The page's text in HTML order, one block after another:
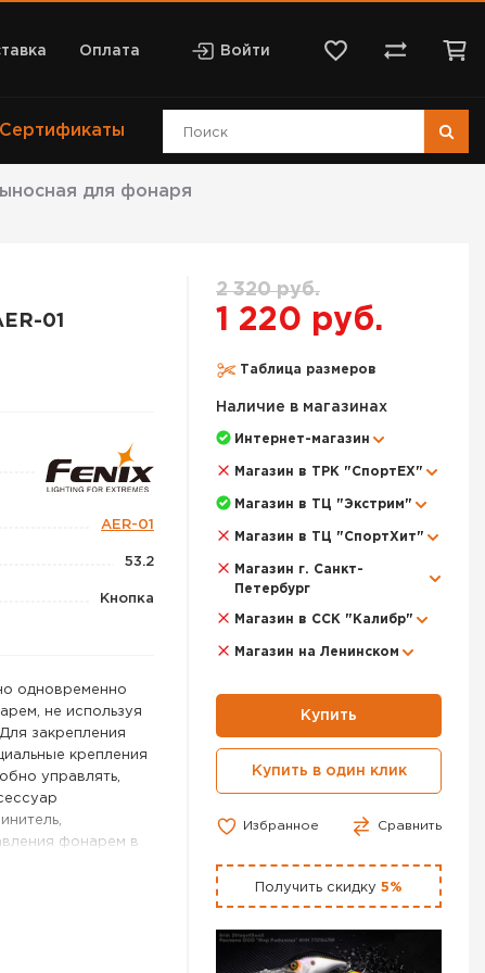
Оплата Войти
Сертификаты
для фонаря
01
AER-01
53.2
Кнопка
одновременно
не используя
закрепления
крепления
управлять,
фонарем в
корпус-адаптер и
2 320 руб.
1 220 руб.
Таблица размеров
Наличие в магазинах
Интернет-магазин
Магазин в ТРК "СпортЕХ"
Магазин в ТЦ "Экстрим"
Магазин в ТЦ "СпортХит"
Магазин г. Санкт-
Петербург
Магазин в ССК "Калибр"
Магазин на Ленинском
Купить
Купить в один клик
Избранное Сравнить
Получить скидку 5%